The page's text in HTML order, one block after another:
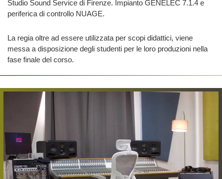
Studio Sound Service di Firenze. Impianto GENELEC 7.1.4 e
periferica di controllo NUAGE.
La regia oltre ad essere utilizzata per scopi didattici, viene
messa a disposizione degli studenti per le loro produzioni nella
fase finale del corso.